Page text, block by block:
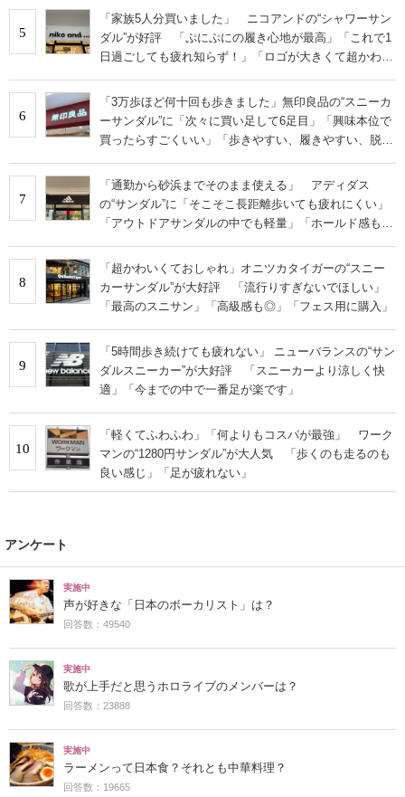
5
「家族5人分買いました」 ニコアンドの“シャワーサン
ダル”が好評 「ぷにぷにの履き心地が最高」「これで1
日過ごしても疲れ知らず！」「ロゴが大きくて超かわい
6
「3万歩ほど何十回も歩きました」無印良品の“スニーカ
ーサンダル”に「次々に買い足して6足目」「興味本位で
買ったらすごくいい」「歩きやすい、履きやすい、脱ぎ
7
「通勤から砂浜までそのまま使える」 アディダス
の“サンダル”に「そこそこ長距離歩いても疲れにくい」
「アウトドアサンダルの中でも軽量」「ホールド感もと
8
「超かわいくておしゃれ」オニツカタイガーの“スニー
カーサンダル”が大好評 「流行りすぎないでほしい」
「最高のスニサン」「高級感も◎」「フェス用に購入」
9
「5時間歩き続けても疲れない」 ニューバランスの“サン
ダルスニーカー”が大好評 「スニーカーより涼しく快
適」「今までの中で一番足が楽です」
10
「軽くてふわふわ」「何よりもコスパが最強」 ワーク
マンの“1280円サンダル”が大人気 「歩くのも走るのも
良い感じ」「足が疲れない」
アンケート
実施中
声が好きな「日本のボーカリスト」は？
回答数：49540
実施中
歌が上手だと思うホロライブのメンバーは？
回答数：23888
実施中
ラーメンって日本食？それとも中華料理？
回答数：19665